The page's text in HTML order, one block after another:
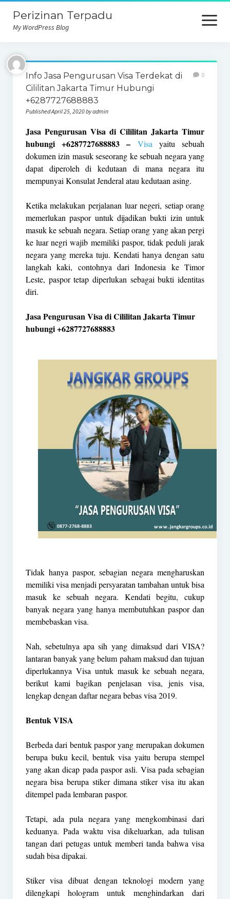
Perizinan Terpadu
My WordPress Blog
open
menu
Info Jasa Pengurusan Visa Terdekat di
Cililitan Jakarta Timur Hubungi
+6287727688883
Published April 25, 2020 by admin
0
Jasa Pengurusan Visa di Cililitan Jakarta Timur
hubungi +6287727688883 – Visa yaitu sebuah
dokumen izin masuk seseorang ke sebuah negara yang
dapat diperoleh di kedutaan di mana negara itu
mempunyai Konsulat Jenderal atau kedutaan asing.
Ketika melakukan perjalanan luar negeri, setiap orang
memerlukan paspor untuk dijadikan bukti izin untuk
masuk ke sebuah negara. Setiap orang yang akan pergi
ke luar negri wajib memiliki paspor, tidak peduli jarak
negara yang mereka tuju. Kendati hanya dengan satu
langkah kaki, contohnya dari Indonesia ke Timor
Leste, paspor tetap diperlukan sebagai bukti identitas
diri.
Jasa Pengurusan Visa di Cililitan Jakarta Timur
hubungi +6287727688883
Tidak hanya paspor, sebagian negara mengharuskan
memiliki visa menjadi persyaratan tambahan untuk bisa
masuk ke sebuah negara. Kendati begitu, cukup
banyak negara yang hanya membutuhkan paspor dan
membebaskan visa.
Nah, sebetulnya apa sih yang dimaksud dari VISA?
lantaran banyak yang belum paham maksud dan tujuan
diperlukannya Visa untuk masuk ke sebuah negara,
berikut kami bagikan penjelasan visa, jenis visa,
lengkap dengan daftar negara bebas visa 2019.
Bentuk VISA
Berbeda dari bentuk paspor yang merupakan dokumen
berupa buku kecil, bentuk visa yaitu berupa stempel
yang akan dicap pada paspor asli. Visa pada sebagian
negara bisa berupa stiker dimana stiker visa itu akan
ditempel pada lembaran paspor.
Tetapi, ada pula negara yang mengkombinasi dari
keduanya. Pada waktu visa dikeluarkan, ada tulisan
tangan dari petugas untuk memberi tanda bahwa visa
sudah bisa dipakai.
Stiker visa dibuat dengan teknologi modern yang
dilengkapi hologram untuk menghindarkan dari